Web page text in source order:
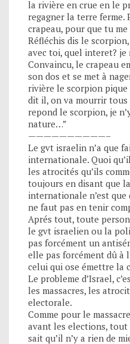
la rivière en crue en le
regagner la terre ferme.
crapeau, pour que tu
Réfléchis dis le
avec toi, quel interet? je
Convaincu, le crapeau
son dos et se met à
rivière le scorpion pique
dit il, on va mourrir tous
repond le scorpion, je
nature…”
——————————–
Le gvt israelin n’a que
internationale. Quoi
les atrocités qu’ils
toujours en disant que
internationale n’est que
ne faut pas en tenir
Aprés tout, toute
le gvt israelien ou la
pas forcément un
elle pas forcément dû à
celui qui ose émettre la
Le probleme d’Israel,
les massacres, les
electorale.
Comme pour le
avant les elections,
sait qu’il n’y a rien de